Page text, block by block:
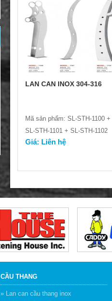
LAN CAN INOX 304-316
Mã sản phẩm: SL-STH-1100 +
SL-STH-1101 + SL-STH-1102
Giá: Liên hệ
CẦU THANG
» Lan can cầu thang inox